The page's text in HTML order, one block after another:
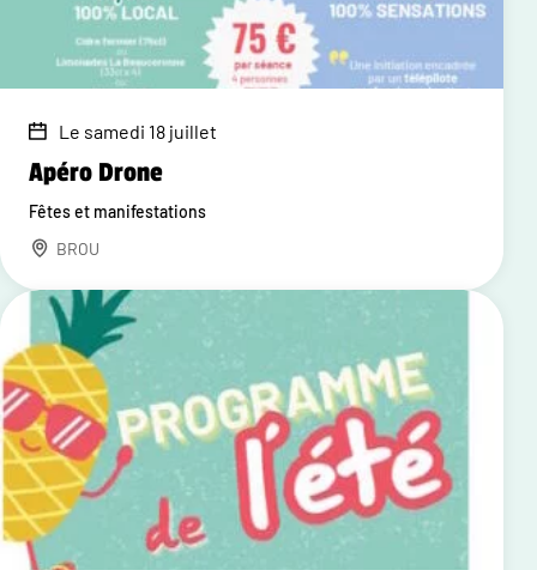
Le samedi 18 juillet
Apéro Drone
Fêtes et manifestations
BROU